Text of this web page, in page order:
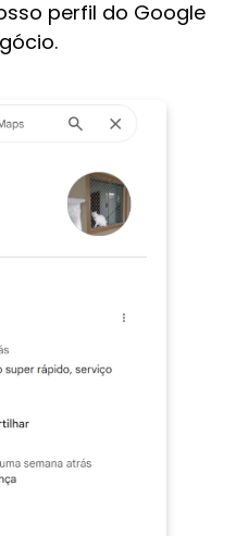
perfil do Google